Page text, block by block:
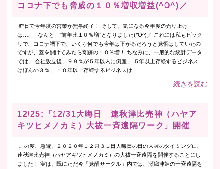
コロナ下でも脅威の１０％増収増益(^O^)／
昨日で今年度の営業が無事終了！ そして、気になる今年度の売り上げ
は…、 なんと、”前年比１０％増”となりました(^O^)／ これには私もビック
リで、コロナ禍下で、いくら何でも今年は下がるだろうと覚悟はしていたの
ですが、蓋を開けてみたら奇跡の１０％増！ ちなみに、一般的な統計データ
では、 会社設立後、９９％が５年以内に倒産、 ５年以上存続するビジネス
はほんの３％、 １０年以上存続するビジネスは...
続きを読む
12/25:「12/31大晦日 速秋津比売神（ハヤア
キツヒメノカミ）大祓一斉遠隔ワーク」開催
この度、急遽、２０２０年１２月３１日大晦日の日の大祓のタイミングに、
速秋津比売神（ハヤアキツヒメノカミ）の大祓一斉遠隔を開催することにし
ました！ 実は、既にただ今「覚醒サークル」内では、瀬織津姫の一斉遠隔を